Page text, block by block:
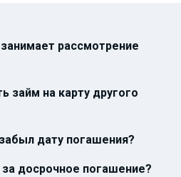
рассмотрение
займ на карту другого
дату погашения?
досрочное погашение?